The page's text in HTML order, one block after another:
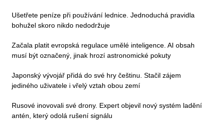
Ušetřete peníze při používání lednice. Jednoduchá pravidla
bohužel skoro nikdo nedodržuje
Začala platit evropská regulace umělé inteligence. AI obsah
musí být označený, jinak hrozí astronomické pokuty
Japonský vývojář přidá do své hry češtinu. Stačil zájem
jediného uživatele i vřelý vztah obou zemí
Rusové inovovali své drony. Expert objevil nový systém ladění
antén, který odolá rušení signálu